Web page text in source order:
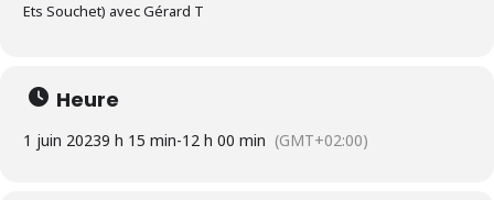
Ets Souchet) avec Gérard T
Heure
1 juin 20239 h 15 min-12 h 00 min (GMT+02:00)